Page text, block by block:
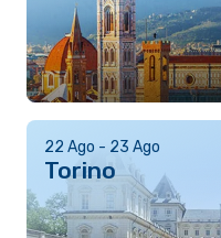
22 Ago - 23 Ago
Torino